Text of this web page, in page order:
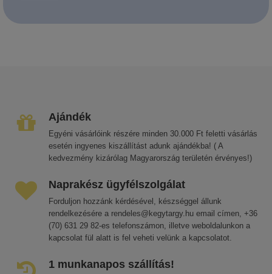
Ajándék
Egyéni vásárlóink részére minden 30.000 Ft feletti vásárlás
esetén ingyenes kiszállítást adunk ajándékba! ( A
kedvezmény kizárólag Magyarország területén érvényes!)
Naprakész ügyfélszolgálat
Forduljon hozzánk kérdésével, készséggel állunk
rendelkezésére a rendeles@kegytargy.hu email címen, +36
(70) 631 29 82-es telefonszámon, illetve weboldalunkon a
kapcsolat fül alatt is fel veheti velünk a kapcsolatot.
1 munkanapos szállítás!